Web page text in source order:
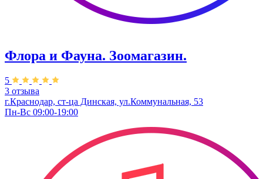
Флора и Фауна. Зоомагазин.
5
3 отзыва
г.Краснодар, ст-ца Динская, ул.Коммунальная, 53
Пн-Вс 09:00-19:00